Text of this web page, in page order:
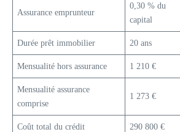
Assurance emprunteur
0,30 % du
capital
Durée prêt immobilier 20 ans
Mensualité hors assurance 1 210 €
Mensualité assurance
comprise
1 273 €
Coût total du crédit 290 800 €